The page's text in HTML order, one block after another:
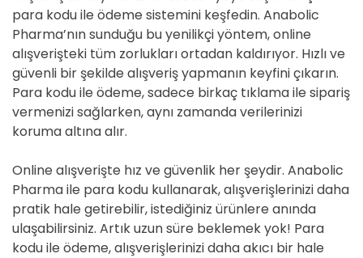
para kodu ile ödeme sistemini keşfedin. Anabolic
Pharma’nın sunduğu bu yenilikçi yöntem, online
alışverişteki tüm zorlukları ortadan kaldırıyor. Hızlı ve
güvenli bir şekilde alışveriş yapmanın keyfini çıkarın.
Para kodu ile ödeme, sadece birkaç tıklama ile sipariş
vermenizi sağlarken, aynı zamanda verilerinizi
koruma altına alır.
Online alışverişte hız ve güvenlik her şeydir. Anabolic
Pharma ile para kodu kullanarak, alışverişlerinizi daha
pratik hale getirebilir, istediğiniz ürünlere anında
ulaşabilirsiniz. Artık uzun süre beklemek yok! Para
kodu ile ödeme, alışverişlerinizi daha akıcı bir hale